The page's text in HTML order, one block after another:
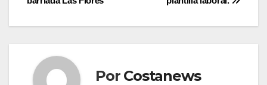
entradas
Por Costanews